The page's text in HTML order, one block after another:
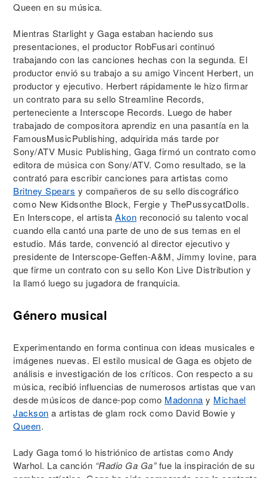
Queen en su música.
Mientras Starlight y Gaga estaban haciendo sus
presentaciones, el productor RobFusari continuó
trabajando con las canciones hechas con la segunda. El
productor envió su trabajo a su amigo Vincent Herbert, un
productor y ejecutivo. Herbert rápidamente le hizo firmar
un contrato para su sello Streamline Records,
perteneciente a Interscope Records. Luego de haber
trabajado de compositora aprendiz en una pasantía en la
FamousMusicPublishing, adquirida más tarde por
Sony/ATV Music Publishing, Gaga firmó un contrato como
editora de música con Sony/ATV. Como resultado, se la
contrató para escribir canciones para artistas como
Britney Spears y compañeros de su sello discográfico
como New Kidsonthe Block, Fergie y ThePussycatDolls.
En Interscope, el artista Akon reconoció su talento vocal
cuando ella cantó una parte de uno de sus temas en el
estudio. Más tarde, convenció al director ejecutivo y
presidente de Interscope-Geffen-A&M, Jimmy Iovine, para
que firme un contrato con su sello Kon Live Distribution y
la llamó luego su jugadora de franquicia.
Género musical
Experimentando en forma continua con ideas musicales e
imágenes nuevas. El estilo musical de Gaga es objeto de
análisis e investigación de los críticos. Con respecto a su
música, recibió influencias de numerosos artistas que van
desde músicos de dance-pop como Madonna y Michael
Jackson a artistas de glam rock como David Bowie y
Queen.
Lady Gaga tomó lo histriónico de artistas como Andy
Warhol. La canción “Radio Ga Ga”fue la inspiración de su